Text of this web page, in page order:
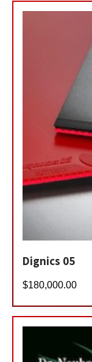
Dignics 05
$180,000.00